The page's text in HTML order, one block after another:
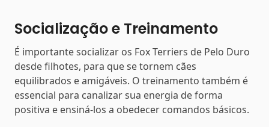
Socialização e Treinamento
É importante socializar os Fox Terriers de Pelo Duro
desde filhotes, para que se tornem cães
equilibrados e amigáveis. O treinamento também é
essencial para canalizar sua energia de forma
positiva e ensiná-los a obedecer comandos básicos.